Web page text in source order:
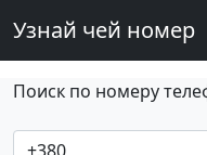
Узнай чей номер
Поиск по номеру